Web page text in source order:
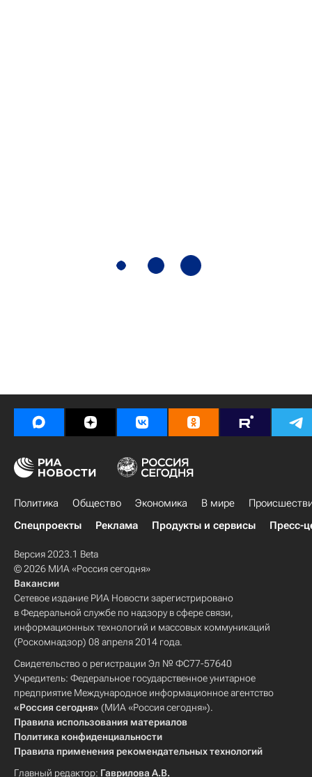
Политика Общество Экономика В мире
Спецпроекты
Реклама Продукты и сервисы Пресс-
Версия 2023.1 Beta
© 2026 МИА «Россия сегодня»
Вакансии
Сетевое издание РИА Новости зарегистрировано
в Федеральной службе по надзору в сфере связи,
информационных технологий и массовых коммуникаций
(Роскомнадзор) 08 апреля 2014 года.
Свидетельство о регистрации Эл № ФС77-57640
Учредитель: Федеральное государственное унитарное
предприятие Международное информационное агентство
«Россия сегодня» (МИА «Россия сегодня»).
Правила использования материалов
Политика конфиденциальности
Правила применения рекомендательных технологий
Главный редактор: Гаврилова А.В.